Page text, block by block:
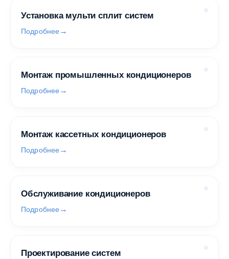
Установка мульти сплит систем
Подробнее
Монтаж промышленных кондиционеров
Подробнее
Монтаж кассетных кондиционеров
Подробнее
Обслуживание кондиционеров
Подробнее
Проектирование систем